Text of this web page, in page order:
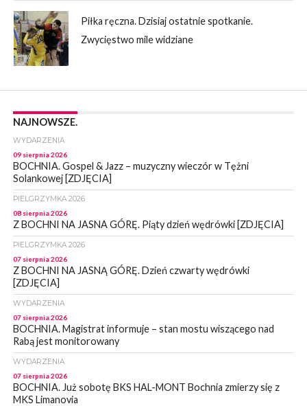
Piłka ręczna. Dzisiaj ostatnie spotkanie.
Zwycięstwo mile widziane
NAJNOWSZE.
WYDARZENIA
09 sierpnia 2026
BOCHNIA. Gospel & Jazz – muzyczny wieczór w Tężni
Solankowej [ZDJĘCIA]
PIELGRZYMKA 2026
08 sierpnia 2026
Z BOCHNI NA JASNA GÓRĘ. Piąty dzień wędrówki [ZDJĘCIA]
PIELGRZYMKA 2026
07 sierpnia 2026
Z BOCHNI NA JASNĄ GÓRĘ. Dzień czwarty wędrówki
[ZDJĘCIA]
WYDARZENIA
07 sierpnia 2026
BOCHNIA. Magistrat informuje – stan mostu wiszącego nad
Rabą jest monitorowany
WYDARZENIA
07 sierpnia 2026
BOCHNIA. Już sobotę BKS HAL-MONT Bochnia zmierzy się z
MKS Limanovia